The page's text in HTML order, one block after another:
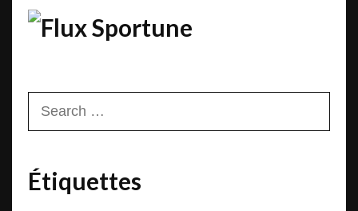
Sportune
for:
Étiquettes